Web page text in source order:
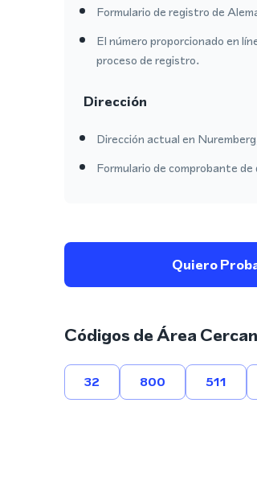
Formulario de registro de
El número proporcionado en
proceso de registro.
Dirección
Dirección actual en
Formulario de comprobante
Quiero
Códigos de Área
32 800 511